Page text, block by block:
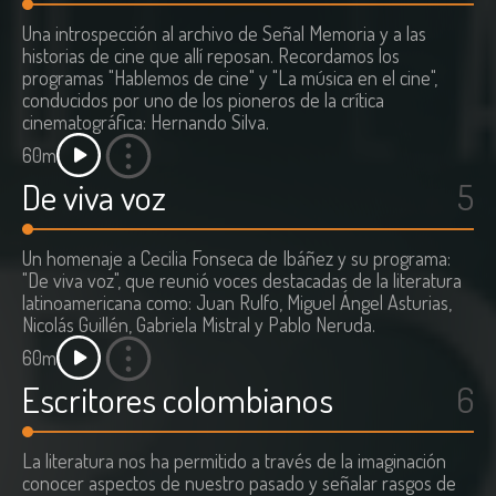
Una introspección al archivo de Señal Memoria y a las
historias de cine que allí reposan. Recordamos los
programas "Hablemos de cine" y "La música en el cine",
conducidos por uno de los pioneros de la crítica
cinematográfica: Hernando Silva.
60m
De viva voz 5
Un homenaje a Cecilia Fonseca de Ibáñez y su programa:
"De viva voz", que reunió voces destacadas de la literatura
latinoamericana como: Juan Rulfo, Miguel Ángel Asturias,
Nicolás Guillén, Gabriela Mistral y Pablo Neruda.
60m
Escritores colombianos 6
La literatura nos ha permitido a través de la imaginación
conocer aspectos de nuestro pasado y señalar rasgos de